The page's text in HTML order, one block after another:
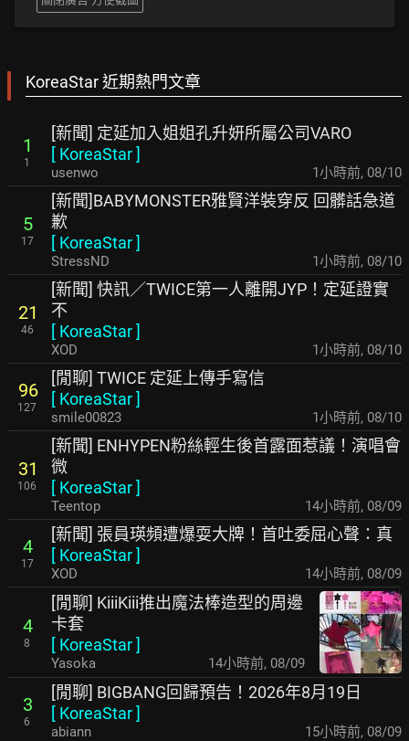
KoreaStar 近期熱門文章
1
1
[新聞] 定延加入姐姐孔升妍所屬公司VARO
[ KoreaStar]
usenwo 1小時前, 08/10
5
17
[新聞]BABYMONSTER雅賢洋裝穿反 回髒話急道
歉
[ KoreaStar]
StressND 1小時前, 08/10
21
46
[新聞] 快訊／TWICE第一人離開JYP！定延證實
不
[ KoreaStar]
XOD 1小時前, 08/10
96
127
[閒聊] TWICE 定延上傳手寫信
[ KoreaStar]
smile00823 1小時前, 08/10
31
106
[新聞] ENHYPEN粉絲輕生後首露面惹議！演唱會
微
[ KoreaStar]
Teentop 14小時前, 08/09
4
17
[新聞] 張員瑛頻遭爆耍大牌！首吐委屈心聲：真
[ KoreaStar]
XOD 14小時前, 08/09
4
8
[閒聊] KiiiKiii推出魔法棒造型的周邊
卡套
[ KoreaStar]
Yasoka 14小時前, 08/09
3
6
[閒聊] BIGBANG回歸預告！2026年8月19日
[ KoreaStar]
abiann 15小時前, 08/09